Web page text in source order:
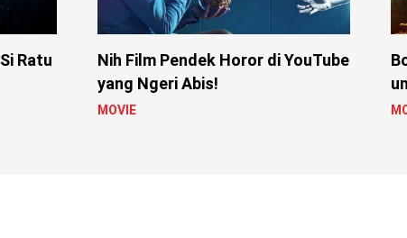
Ratu
Nih Film Pendek Horor di YouTube
yang Ngeri Abis!
MOVIE